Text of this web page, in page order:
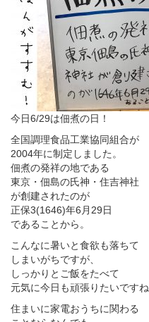
今日6/29は佃煮の日！
全国調理食品工業協同組合が
2004年に制定しました。
佃煮の発祥の地である
東京・佃島の氏神・住吉神社
が創建されたのが
正保3(1646)年6月29日
であることから。
こんなに暑いと食欲も落ちて
しまいがちですが、
しっかりとご飯をたべて
元気に今日も頑張りたいですね
住まいに家電おうちに関わる